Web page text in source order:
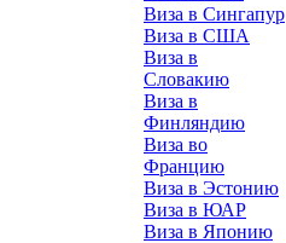
Виза в Сингапур
Виза в США
Виза в
Словакию
Виза в
Финляндию
Виза во
Францию
Виза в Эстонию
Виза в ЮАР
Виза в Японию